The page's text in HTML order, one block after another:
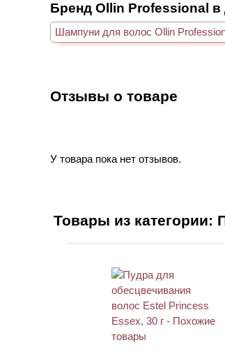
Бренд Ollin Professional в
Шампуни для волос Ollin
Отзывы о товаре
У товара пока нет отзывов.
Товары из категории: